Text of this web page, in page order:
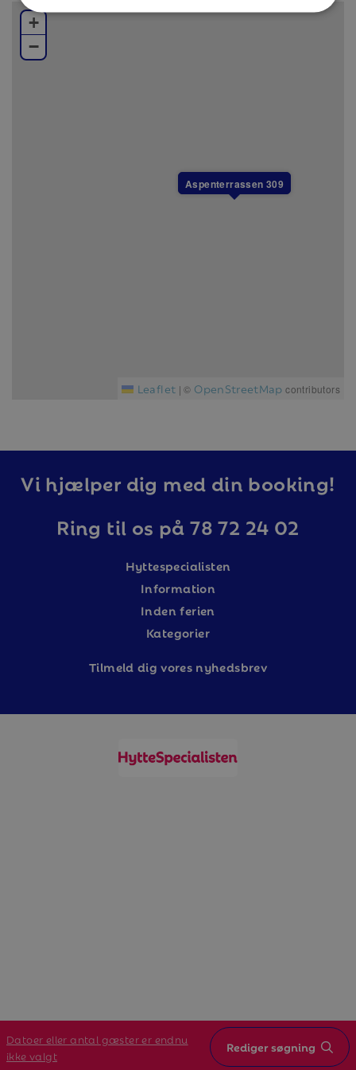
Betalning sker via app.
Som standard hos oss finns en barnstol och en
Varken slutstädning, lakan eller handdukar ingår i
Datoer eller antal gæster er endnu
ikke valgt
Rediger søgning
Aspenterrassen 309
+
−
Leaflet | © OpenStreetMap contributors
Vi hjælper dig med din booking!
Ring til os på 78 72 24 02
Hyttespecialisten
Information
Inden ferien
Kategorier
Tilmeld dig vores nyhedsbrev